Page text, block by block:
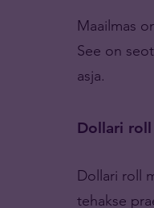
Maailmas
See on
asja.
Dollari roll
Dollari roll
tehakse